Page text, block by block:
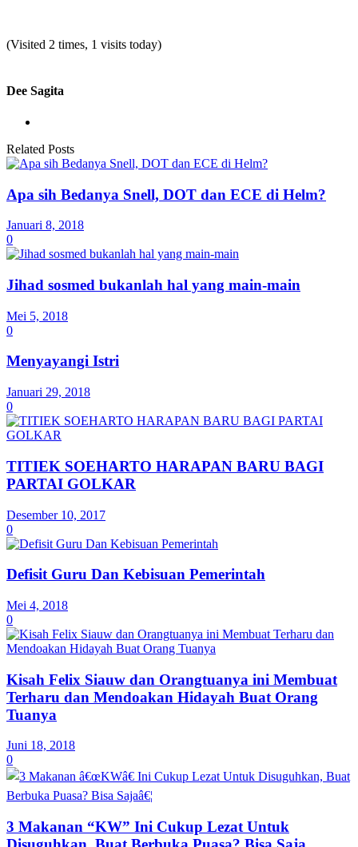
(Visited 2 times, 1 visits today)
Dee Sagita
Related Posts
Apa sih Bedanya Snell, DOT dan ECE di Helm?
Januari 8, 2018
0
Jihad sosmed bukanlah hal yang main-main
Mei 5, 2018
0
Menyayangi Istri
Januari 29, 2018
0
TITIEK SOEHARTO HARAPAN BARU BAGI
PARTAI GOLKAR
Desember 10, 2017
0
Defisit Guru Dan Kebisuan Pemerintah
Mei 4, 2018
0
Kisah Felix Siauw dan Orangtuanya ini Membuat
Terharu dan Mendoakan Hidayah Buat Orang
Tuanya
Juni 18, 2018
0
3 Makanan “KW” Ini Cukup Lezat Untuk